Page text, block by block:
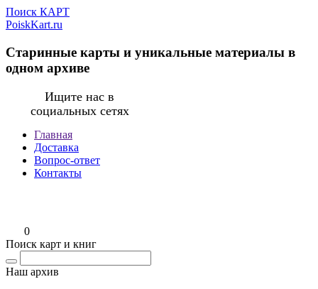
Поиск КАРТ
PoiskKart.ru
Старинные карты и уникальные материалы в
одном архиве
Ищите нас в
социальных сетях
Главная
Доставка
Вопрос-ответ
Контакты
0
Поиск карт и книг
Наш архив